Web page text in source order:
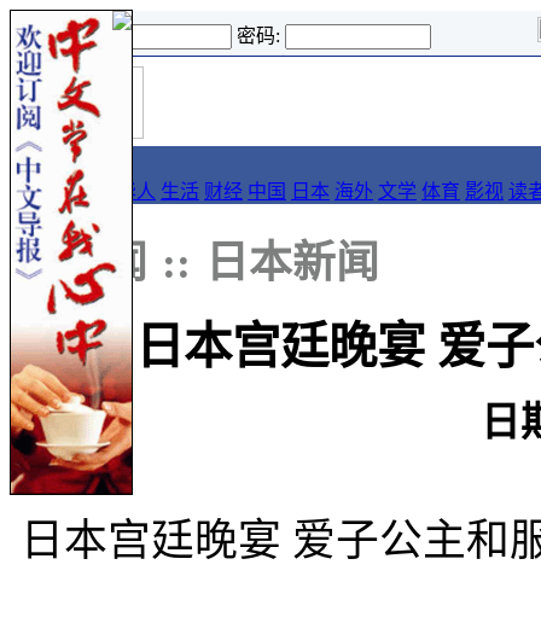
登录名: 密码:
首
页
导报
要闻 论坛 华人 生活 财经 中国 日本 海外 文学 体育 影视 读
:: 新闻 :: 日本新闻
日本宫廷晚宴 爱
日
日本宫廷晚宴 爱子公主和